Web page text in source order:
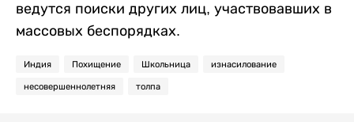
ведутся поиски других лиц, участвовавших в
массовых беспорядках.
Индия Похищение Школьница изнасилование
несовершеннолетняя толпа